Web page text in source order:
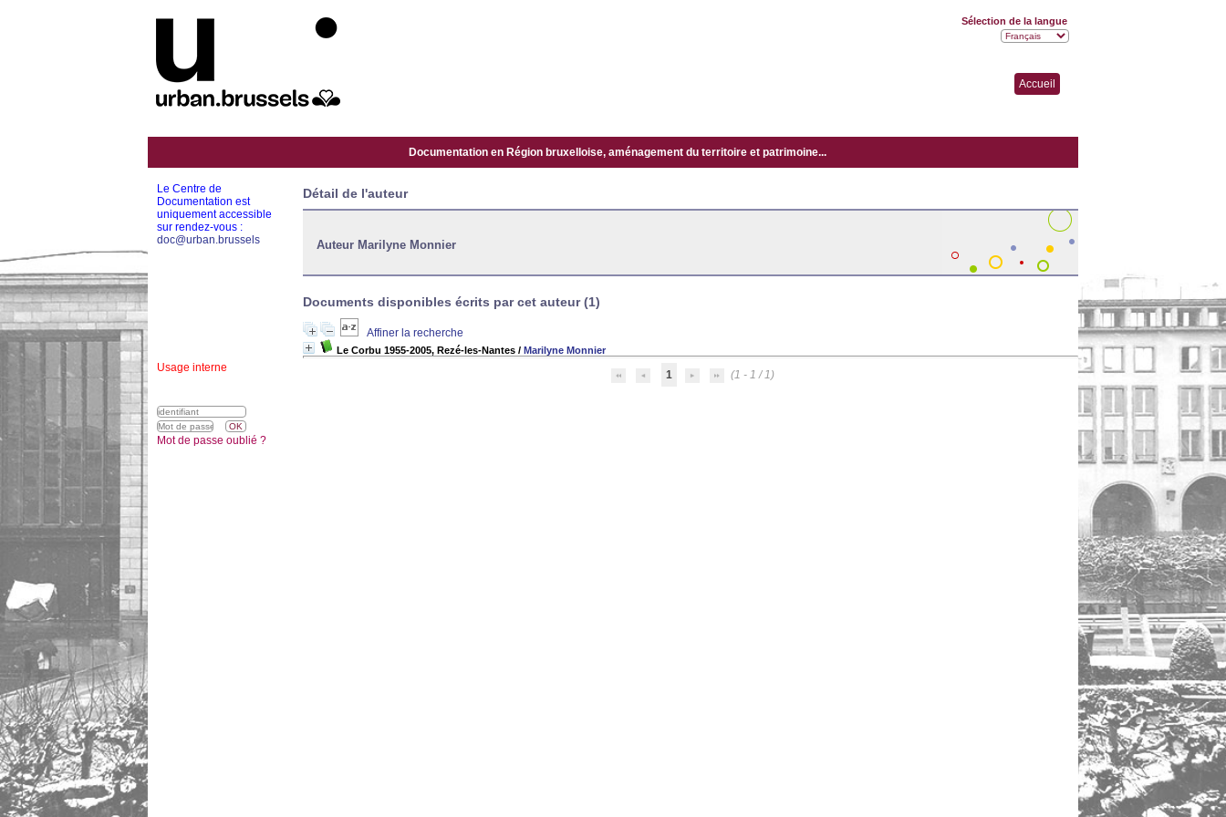
Accueil
Documentation en Région bruxelloise, aménagement du territoire et patrimoine...
Détail de l'auteur
Auteur Marilyne Monnier
Documents disponibles écrits par cet auteur (1)
Affiner la recherche
Le Corbu 1955-2005, Rezé-les-Nantes / Marilyne Monnier
1 (1 - 1 / 1)
Le Centre de
Documentation est
uniquement accessible
sur rendez-vous :
doc@urban.brussels
Usage interne
Sélection de la langue
Mot de passe oublié ?